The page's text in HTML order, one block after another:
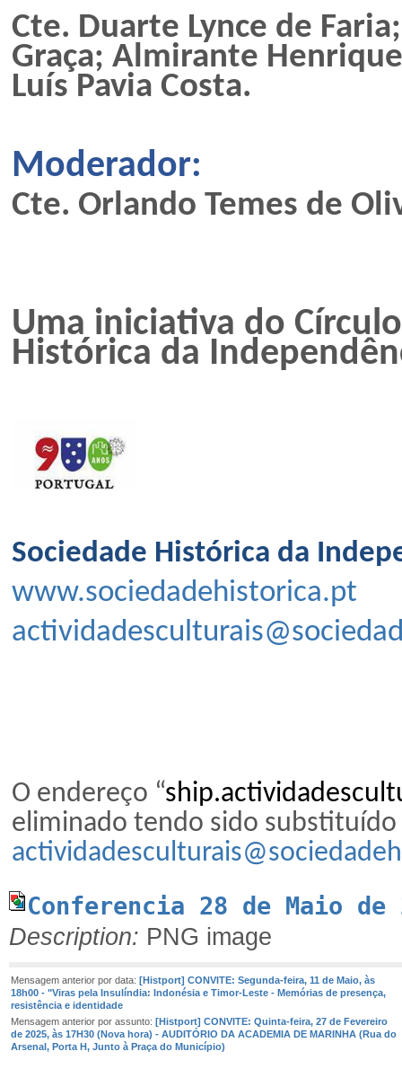
Cte. Duarte Lynce de
Graça; Almirante
Luís Pavia Costa.
Moderador:
Cte. Orlando Temes de
Uma iniciativa do
Histórica da
Sociedade Histórica da
www.sociedadehistorica.pt
O endereço “
eliminado tendo sido
Conferencia 28 de Maio de
Description: PNG image
Mensagem anterior por data: [Histport] CONVITE: Segunda-feira, 11 de Maio, às
18h00 - "Viras pela Insulíndia: Indonésia e Timor-Leste - Memórias de presença,
resistência e identidade
Mensagem anterior por assunto: [Histport] CONVITE: Quinta-feira, 27 de Fevereiro
de 2025, às 17H30 (Nova hora) - AUDITÓRIO DA ACADEMIA DE MARINHA (Rua do
Arsenal, Porta H, Junto à Praça do Município)